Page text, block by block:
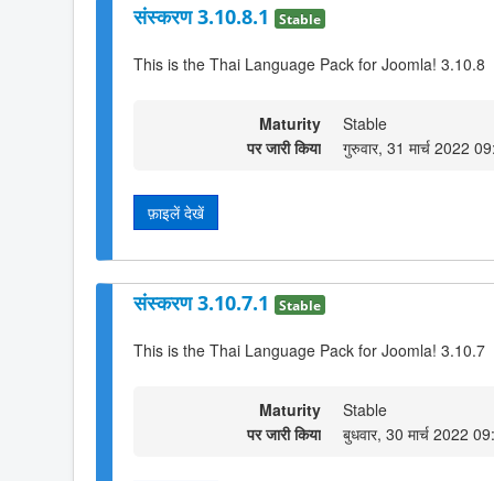
संस्करण 3.10.8.1 Stable
This is the Thai Language Pack for Joomla! 3.10.8
Maturity
Stable
पर जारी किया
गुरुवार, 31 मार्च 2022
फ़ाइलें देखें
संस्करण 3.10.7.1 Stable
This is the Thai Language Pack for Joomla! 3.10.7
Maturity
Stable
पर जारी किया
बुधवार, 30 मार्च 2022